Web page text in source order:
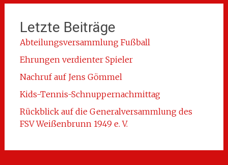
Letzte Beiträge
Abteilungsversammlung Fußball
Ehrungen verdienter Spieler
Nachruf auf Jens Gömmel
Kids-Tennis-Schnuppernachmittag
Rückblick auf die Generalversammlung des
FSV Weißenbrunn 1949 e. V.